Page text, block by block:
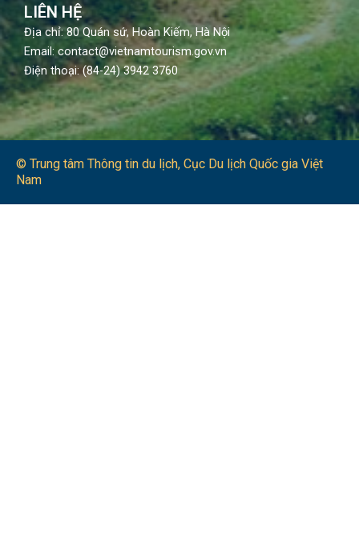
LIÊN HỆ
Địa chỉ: 80 Quán sứ, Hoàn Kiếm, Hà Nội
Email: contact@vietnamtourism.gov.vn
Điện thoại: (84-24) 3942 3760
© Trung tâm Thông tin du lịch​, Cục Du lịch Quốc gia Việt
Nam